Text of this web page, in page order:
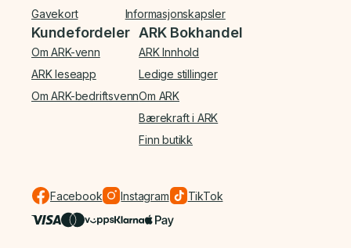
Gavekort
Informasjonskapsler
Kundefordeler
Om ARK-venn
ARK leseapp
Om ARK-bedriftsvenn
ARK Bokhandel
ARK Innhold
Ledige stillinger
Om ARK
Bærekraft i ARK
Finn butikk
Facebook Instagram TikTok